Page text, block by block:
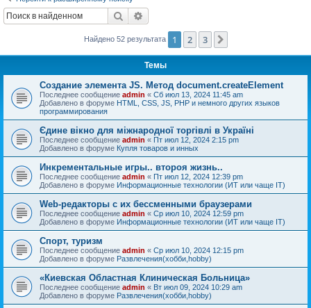
Поиск
Найдено 52 результата 1 2 3
Темы
Создание элемента JS. Метод document.createElement
Последнее сообщение admin « Сб июл 13, 2024 11:45 am
Добавлено в форуме HTML, CSS, JS, PHP и немного других языков
программирования
Єдине вікно для міжнародної торгівлі в Україні
Последнее сообщение admin « Пт июл 12, 2024 2:15 pm
Добавлено в форуме Купля товаров и инных
Инкрементальные игры.. второя жизнь..
Последнее сообщение admin « Пт июл 12, 2024 12:39 pm
Добавлено в форуме Информационные технологии (ИТ или чаще IT)
Web-редакторы с их бессменными браузерами
Последнее сообщение admin « Ср июл 10, 2024 12:59 pm
Добавлено в форуме Информационные технологии (ИТ или чаще IT)
Спорт, туризм
Последнее сообщение admin « Ср июл 10, 2024 12:15 pm
Добавлено в форуме Развлечения(хобби,hobby)
«Киевская Областная Клиническая Больница»
Последнее сообщение admin « Вт июл 09, 2024 10:29 am
Добавлено в форуме Развлечения(хобби,hobby)